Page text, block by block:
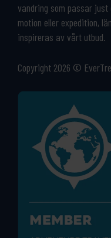
vandring som passar just
motion eller expedition,
inspireras av vårt utbud.
Copyright 2026 ©